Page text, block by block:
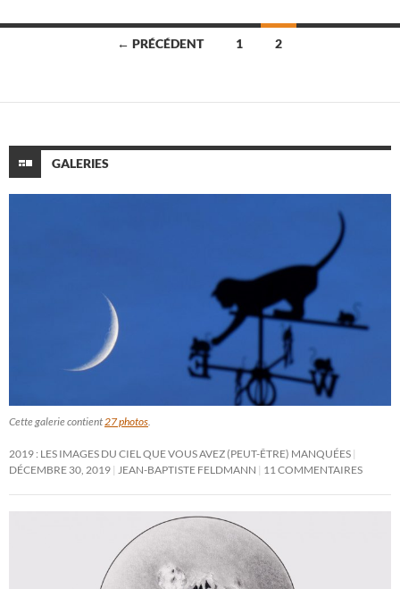
articles
← PRÉCÉDENT 1 2
GALERIES
Cette galerie contient 27 photos
2019 : LES IMAGES DU CIEL QUE VOUS AVEZ (PEUT-ÊTRE) MANQUÉES
DÉCEMBRE 30, 2019
JEAN-BAPTISTE FELDMANN 11 COMMENTAIRES